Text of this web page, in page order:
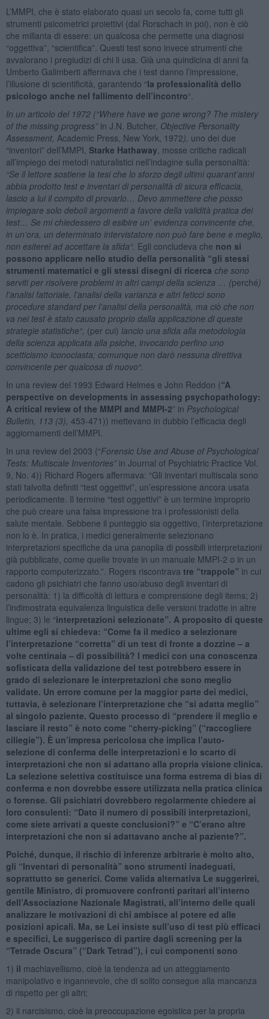
L’MMPI, che è stato elaborato quasi un secolo fa, come tutti gli
strumenti psicometrici proiettivi (dal Rorschach in poi), non è ciò
che millanta di essere: un qualcosa che permette una diagnosi
“oggettiva”, “scientifica”. Questi test sono invece strumenti che
avvalorano i pregiudizi di chi li usa. Già una quindicina di anni fa
Umberto Galimberti affermava che i test danno l’impressione,
l’illusione di scientificità, garantendo “la professionalità dello
psicologo anche nel fallimento dell’incontro“.
In un articolo del 1972 (“Where have we gone wrong? The mistery
of the missing progress” in J.N. Butcher, Objective Personality
Assessment, Academic Press, New York, 1972), uno dei due
“inventori” dell’MMPI, Starke Hathaway , mosse critiche radicali
all’impiego dei metodi naturalistici nell’indagine sulla personalità:
“Se il lettore sostiene la tesi che lo sforzo degli ultimi quarant’anni
abbia prodotto test e inventari di personalità di sicura efficacia,
lascio a lui il compito di provarlo… Devo ammettere che posso
impiegare solo deboli argomenti a favore della validità pratica dei
test… Se mi chiedessero di esibire un’ evidenza convincente che,
in un’ora, un determinato intervistatore non può fare bene e meglio,
non esiterei ad accettare la sfida“. Egli concludeva che non si
possono applicare nello studio della personalità “gli stessi
strumenti matematici e gli stessi disegni di ricerca che sono
serviti per risolvere problemi in altri campi della scienza … (perché)
l’analisi fattoriale, l’analisi della varianza e altri feticci sono
procedure standard per l’analisi della personalità, ma ciò che non
va nei test è stato causato proprio dalla applicazione di queste
strategie statistiche“, (per cui) lancio una sfida alla metodologia
della scienza applicata alla psiche, invocando perfino uno
scetticismo iconoclasta; comunque non darò nessuna direttiva
convincente per qualcosa di nuovo“.
In una review del 1993 Edward Helmes e John Reddon (“A
perspective on developments in assessing psychopathology:
A critical review of the MMPI and MMPI-2” in Psychological
Bulletin, 113 (3) 453-471)) mettevano in dubbio l’efficacia degli
aggiornamenti dell’MMPI.
In una review del 2003 (“Forensic Use and Abuse of Psychological
Tests: Multiscale Inventories”in Journal of Psychiatric Practice Vol.
9, No. 4)) Richard Rogers affermava: “Gli inventari multiscala sono
stati talvolta definiti “test oggettivi”, un’espressione ancora usata
periodicamente. Il termine “test oggettivi” è un termine improprio
che può creare una falsa impressione tra i professionisti della
salute mentale. Sebbene il punteggio sia oggettivo, l’interpretazione
non lo è. In pratica, i medici generalmente selezionano
interpretazioni specifiche da una panoplia di possibili interpretazioni
già pubblicate, come quelle trovate in un manuale MMPI-2 o in un
rapporto computerizzato.”. Rogers riscontrava tre “trappole” in cui
cadono gli psichiatri che fanno uso/abuso degli inventari di
personalità: 1) la difficoltà di lettura e comprensione degli items; 2)
l’indimostrata equivalenza linguistica delle versioni tradotte in altre
lingue; 3) le “interpretazioni selezionate”. A proposito di queste
ultime egli si chiedeva: “Come fa il medico a selezionare
l’interpretazione “corretta” di un test di fronte a dozzine – a
volte centinaia – di possibilità? I medici con una conoscenza
sofisticata della validazione del test potrebbero essere in
grado di selezionare le interpretazioni che sono meglio
validate. Un errore comune per la maggior parte dei medici,
tuttavia, è selezionare l’interpretazione che “si adatta meglio”
al singolo paziente. Questo processo di “prendere il meglio e
lasciare il resto” è noto come “cherry-picking” (“raccogliere
ciliegie”). È un’impresa pericolosa che implica l’auto-
selezione di conferma delle interpretazioni e lo scarto di
interpretazioni che non si adattano alla propria visione clinica.
La selezione selettiva costituisce una forma estrema di bias di
conferma e non dovrebbe essere utilizzata nella pratica clinica
o forense. Gli psichiatri dovrebbero regolarmente chiedere ai
loro consulenti: “Dato il numero di possibili interpretazioni,
come siete arrivati a queste conclusioni?” e “C’erano altre
interpretazioni che non si adattavano anche al paziente?”.
Poiché, dunque, il rischio di inferenze arbitrarie è molto alto,
gli “Inventari di personalità” sono strumenti inadeguati,
soprattutto se generici. Come valida alternativa Le suggerirei,
gentile Ministro, di promuovere confronti paritari all’interno
dell’Associazione Nazionale Magistrati, all’interno delle quali
analizzare le motivazioni di chi ambisce al potere ed alle
posizioni apicali. Ma, se Lei insiste sull’uso di test più efficaci
e specifici, Le suggerisco di partire dagli screening per la
“Tetrade Oscura” (“Dark Tetrad”), i cui componenti sono
1) il machiavellismo, cioè la tendenza ad un atteggiamento
manipolativo e ingannevole, che di solito consegue alla mancanza
di rispetto per gli altri;
2) il narcisismo, cioè la preoccupazione egoistica per la propria